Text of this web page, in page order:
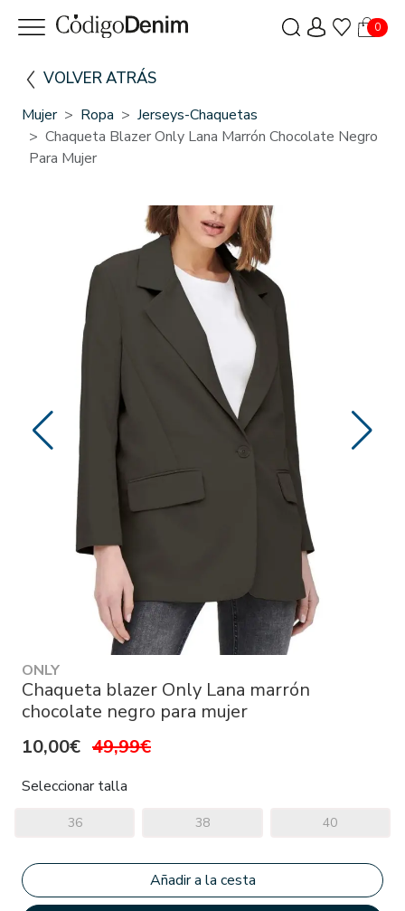
0
VOLVER ATRÁS
Mujer Ropa
Jerseys-Chaquetas
Chaqueta Blazer Only Lana Marrón Chocolate Negro
Para Mujer
ONLY
Chaqueta blazer Only Lana marrón
chocolate negro para mujer
10,00€ 49,99€
Seleccionar talla
36 38 40